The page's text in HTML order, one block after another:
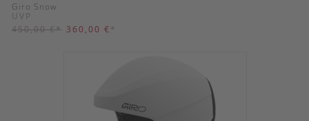
Giro Snow
UVP
450,00 €* 360,00 € *